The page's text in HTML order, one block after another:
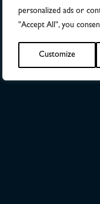
personalized ads or
"Accept All", you
Customize